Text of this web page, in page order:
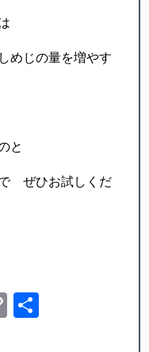
めじの量を増やす
と
ぜひお試しくだ
Copy